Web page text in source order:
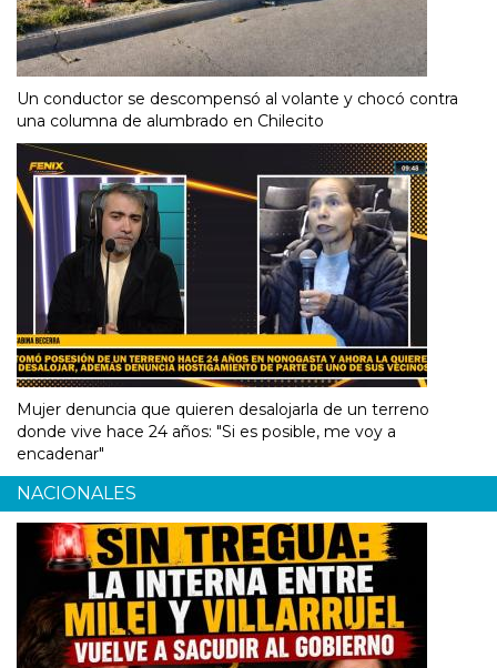
Un conductor se descompensó al volante y chocó contra
una columna de alumbrado en Chilecito
Mujer denuncia que quieren desalojarla de un terreno
donde vive hace 24 años: "Si es posible, me voy a
encadenar"
NACIONALES